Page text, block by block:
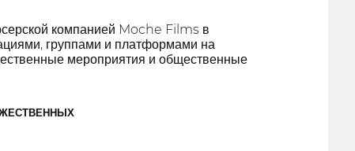
компанией Moche Films в
группами и платформами на
мероприятия и общественные